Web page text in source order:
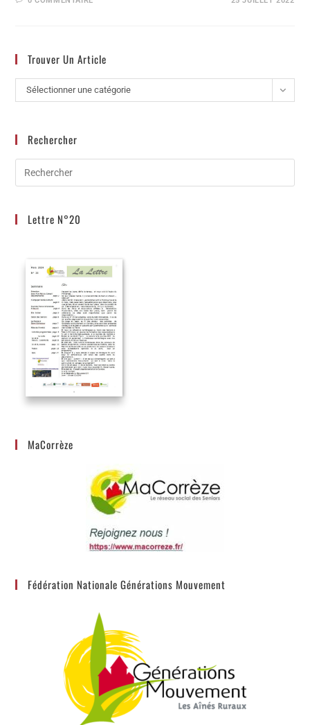
Trouver Un Article
Sélectionner une catégorie
Rechercher
Lettre N°20
MaCorrèze
Fédération Nationale Générations Mouvement